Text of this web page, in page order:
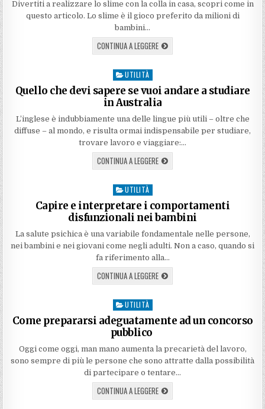
Divertiti a realizzare lo slime con la colla in casa, scopri come in
questo articolo. Lo slime è il gioco preferito da milioni di
bambini…
CONTINUA A LEGGERE
Posted
in
UTILITÀ
Quello che devi sapere se vuoi andare a studiare
in Australia
L’inglese è indubbiamente una delle lingue più utili – oltre che
diffuse – al mondo, e risulta ormai indispensabile per studiare,
trovare lavoro e viaggiare:…
CONTINUA A LEGGERE
Posted
in
UTILITÀ
Capire e interpretare i comportamenti
disfunzionali nei bambini
La salute psichica è una variabile fondamentale nelle persone,
nei bambini e nei giovani come negli adulti. Non a caso, quando si
fa riferimento alla…
CONTINUA A LEGGERE
Posted
in
UTILITÀ
Come prepararsi adeguatamente ad un concorso
pubblico
Oggi come oggi, man mano aumenta la precarietà del lavoro,
sono sempre di più le persone che sono attratte dalla possibilità
di partecipare o tentare…
CONTINUA A LEGGERE